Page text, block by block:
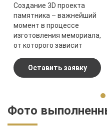
Создание 3D проекта
памятника – важнейший
момент в процессе
изготовления мемориала,
от которого зависит
Оставить заявку
Фото